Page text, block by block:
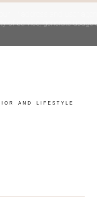
AND LIFESTYLE
IP address and user-agent
of service, generate usage